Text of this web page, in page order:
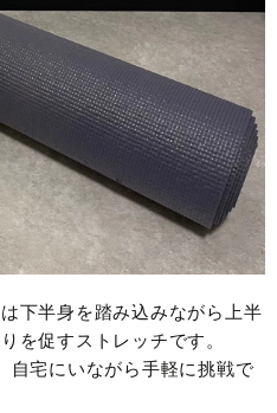
下半身を踏み込みながら上半
を促すストレッチです。
自宅にいながら手軽に挑戦で